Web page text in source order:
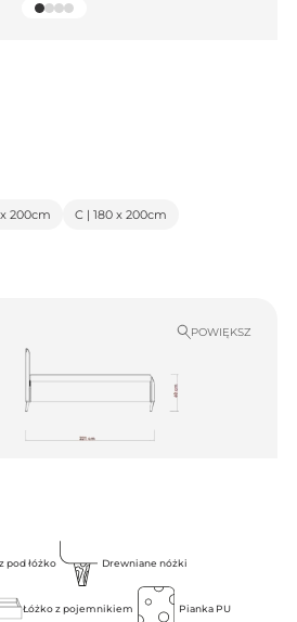
200cm C | 180 x 200cm
POWIĘKSZ
pod łóżko Drewniane nóżki
Łóżko z pojemnikiem Pianka PU